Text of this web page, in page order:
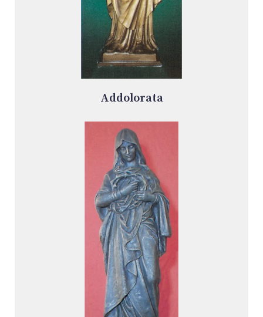
Addolorata